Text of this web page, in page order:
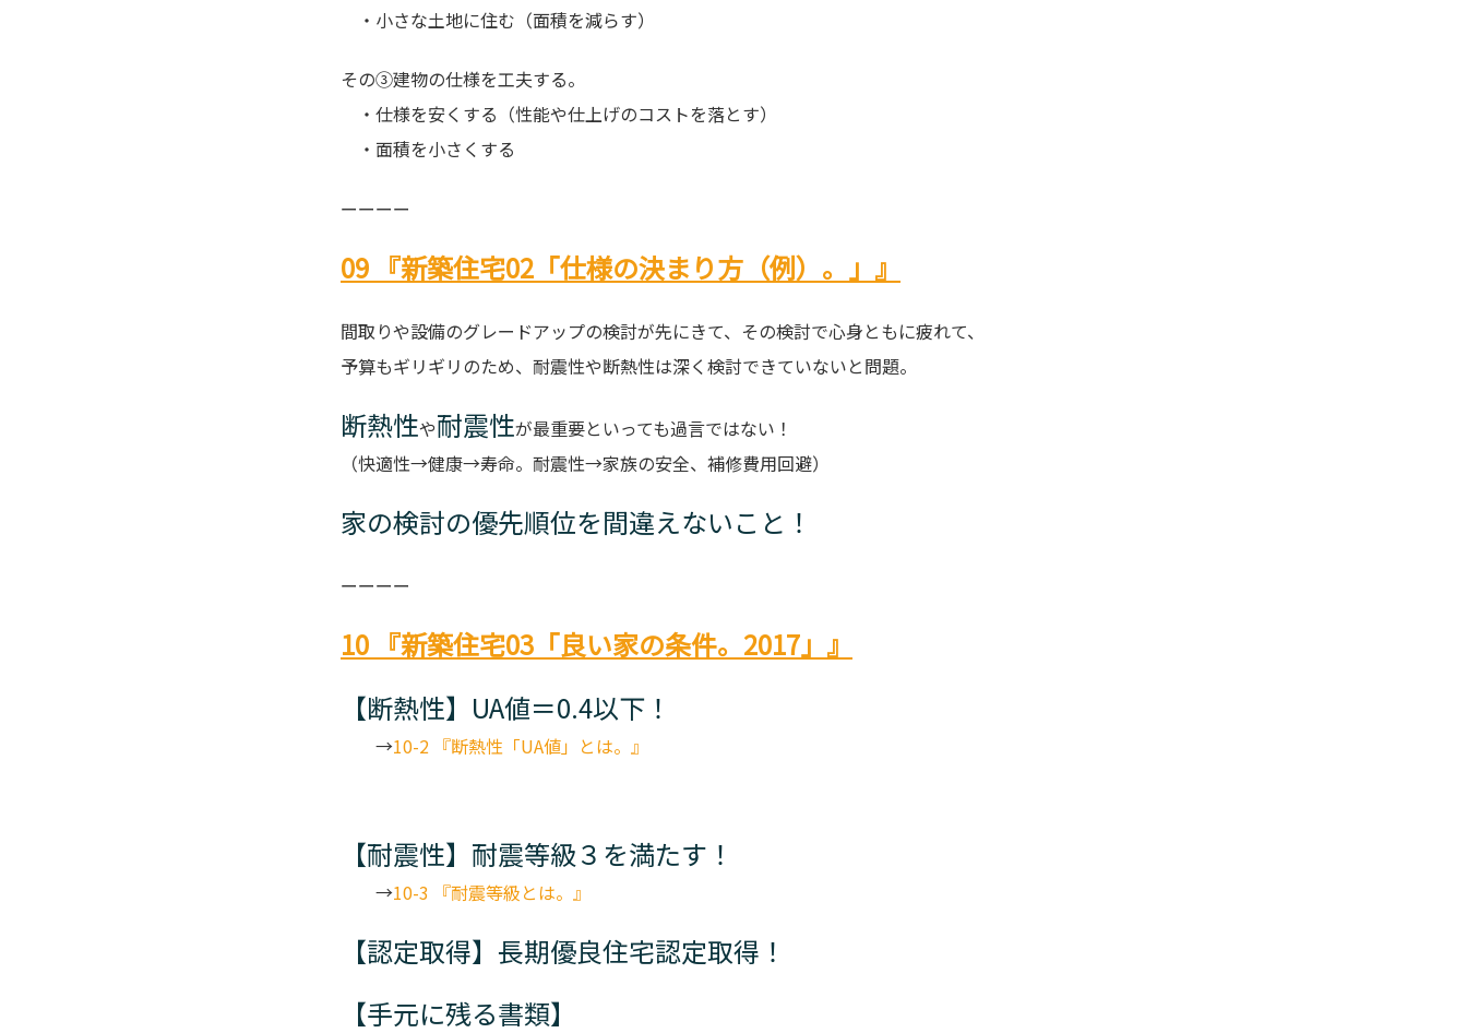
・小さな土地に住む（面積を減らす）
その③建物の仕様を工夫する。
・仕様を安くする（性能や仕上げのコストを落とす）
・面積を小さくする
ーーーー
09 『新築住宅02「仕様の決まり方（例）。」』
間取りや設備のグレードアップの検討が先にきて、その検討で心身ともに疲れて、
予算もギリギリのため、耐震性や断熱性は深く検討できていないと問題。
断熱性や耐震性が最重要といっても過言ではない！
（快適性→健康→寿命。耐震性→家族の安全、補修費用回避）
家の検討の優先順位を間違えないこと！
ーーーー
10 『新築住宅03「良い家の条件。2017」』
【断熱性】UA値＝0.4以下！
→10-2 『断熱性「UA値」とは。』
【耐震性】耐震等級３を満たす！
→10-3 『耐震等級とは。』
【認定取得】長期優良住宅認定取得！
【手元に残る書類】